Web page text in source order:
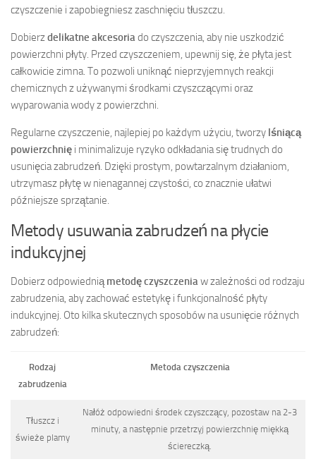
czyszczenie i zapobiegniesz zaschnięciu tłuszczu.
Dobierzdelikatne akcesoria do czyszczenia, aby nie uszkodzić
powierzchni płyty. Przed czyszczeniem, upewnij się, że płyta jest
całkowicie zimna. To pozwoli uniknąć nieprzyjemnych reakcji
chemicznych z używanymi środkami czyszczącymi oraz
wyparowania wody z powierzchni.
Regularne czyszczenie, najlepiej po każdym użyciu, tworzy lśniącą
powierzchnię i minimalizuje ryzyko odkładania się trudnych do
usunięcia zabrudzeń. Dzięki prostym, powtarzalnym działaniom,
utrzymasz płytę w nienagannej czystości, co znacznie ułatwi
późniejsze sprzątanie.
Metody usuwania zabrudzeń na płycie
indukcyjnej
Dobierz odpowiednią metodę czyszczenia w zależności od rodzaju
zabrudzenia, aby zachować estetykę i funkcjonalność płyty
indukcyjnej. Oto kilka skutecznych sposobów na usunięcie różnych
zabrudzeń:
Rodzaj
zabrudzenia
Metoda czyszczenia
Tłuszcz i
świeże plamy
Nałóż odpowiedni środek czyszczący, pozostaw na 2-3
minuty, a następnie przetrzyj powierzchnię miękką
ściereczką.